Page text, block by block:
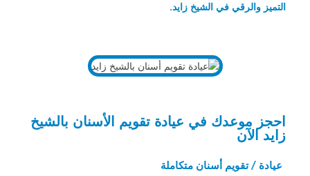
التميز والرقي في الشيخ زايد.
احجز موعدك في عيادة تقويم الأسنان بالشيخ
زايد الآن
عيادة / تقويم أسنان متكاملة